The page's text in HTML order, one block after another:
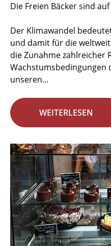
Die Freien Bäcker sind
Der Klimawandel
und damit für die
die Zunahme zahlreicher
Wachstumsbedingungen
unseren...
WEITERLESEN